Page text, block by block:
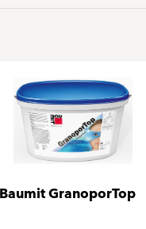
Baumit GranoporTop